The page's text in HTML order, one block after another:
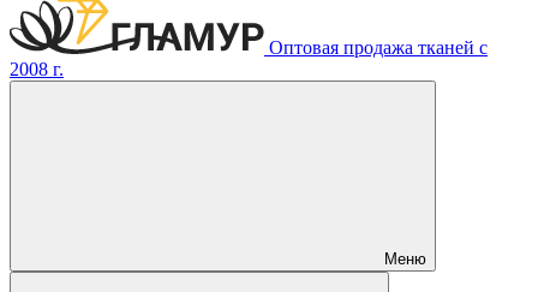
Оптовая продажа тканей с
2008 г.
Меню